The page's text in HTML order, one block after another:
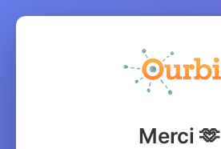
Merci 🫶